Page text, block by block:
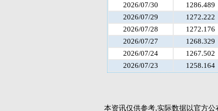
2026/07/30
1286.489
2026/07/29
1272.222
2026/07/28
1272.176
2026/07/27
1268.329
2026/07/24
1267.502
2026/07/23
1258.164
本资讯仅供参考,实际数据以官方